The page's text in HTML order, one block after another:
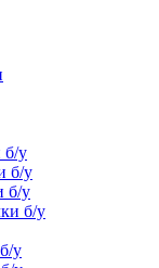
б/у
б/у
б/у
б/у
у